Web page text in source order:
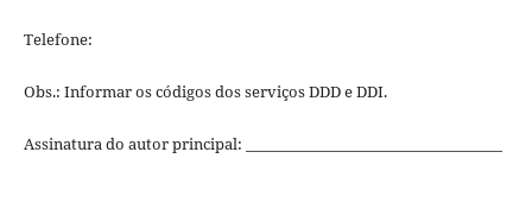
Telefone:
Obs.: Informar os códigos dos serviços DDD e DDI.
Assinatura do autor principal: ____________________________________